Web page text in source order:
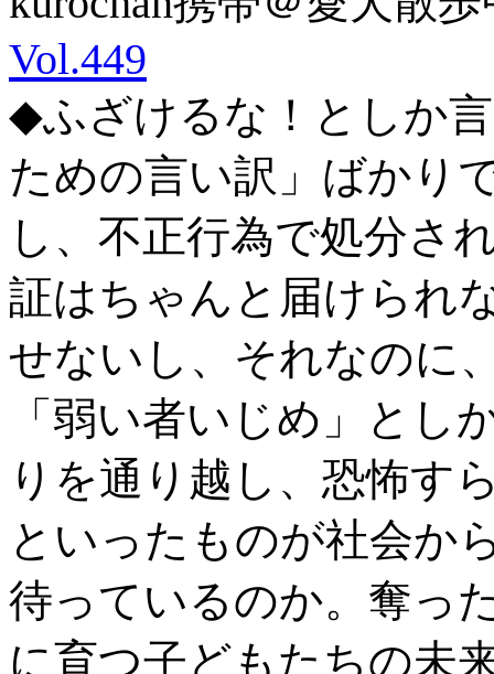
Vol.449
◆ふざけるな！としか
ための言い訳」ばかり
し、不正行為で処分さ
証はちゃんと届けられ
せないし、それなのに
「弱い者いじめ」とし
りを通り越し、恐怖す
といったものが社会か
待っているのか。奪っ
に育つ子どもたちの未